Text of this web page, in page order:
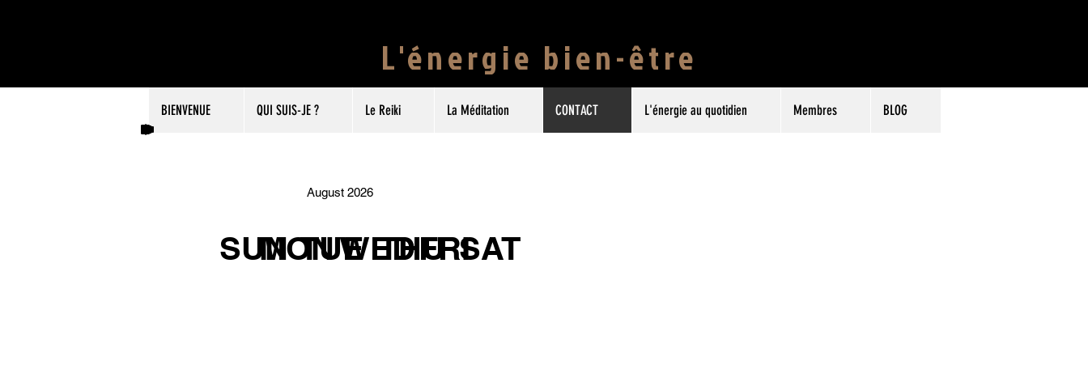
L'énergie bien-être
BIENVENUE QUI SUIS-JE ? Le Reiki La Méditation CONTACT L'énergie au quotidien Membres BLOG
August 2026
SUNMON
TUEWED
THUFRISAT